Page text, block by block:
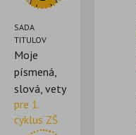
SADA
TITULOV
Moje
písmená,
slová, vety
pre 1.
cyklus ZŠ